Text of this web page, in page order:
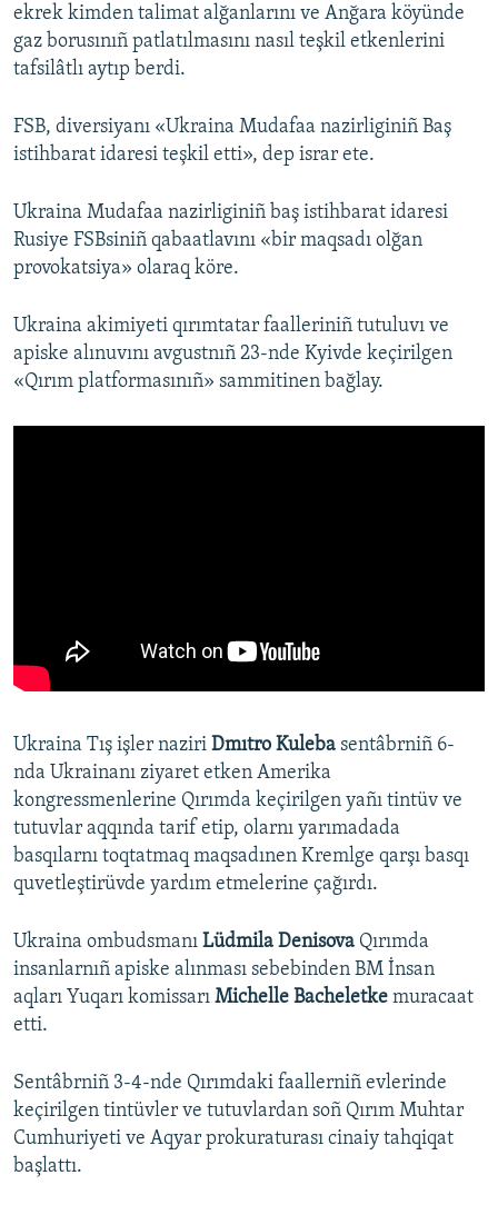
ekrek kimden talimat alğanlarını ve Anğara köyünde
gaz borusınıñ patlatılmasını nasıl teşkil etkenlerini
tafsilâtlı aytıp berdi.
FSB, diversiyanı «Ukraina Mudafaa nazirliginiñ Baş
istihbarat idaresi teşkil etti», dep israr ete.
Ukraina Mudafaa nazirliginiñ baş istihbarat idaresi
Rusiye FSBsiniñ qabaatlavını «bir maqsadı olğan
provokatsiya» olaraq köre.
Ukraina akimiyeti qırımtatar faalleriniñ tutuluvı ve
apiske alınuvını avgustnıñ 23-nde Kyivde keçirilgen
«Qırım platformasınıñ» sammitinen bağlay.
Ukraina Tış işler naziri Dmıtro Kuleba sentâbrniñ 6-
nda Ukrainanı ziyaret etken Amerika
kongressmenlerine Qırımda keçirilgen yañı tintüv ve
tutuvlar aqqında tarif etip, olarnı yarımadada
basqılarnı toqtatmaq maqsadınen Kremlge qarşı basqı
quvetleştirüvde yardım etmelerine çağırdı.
Ukraina ombudsmanı Lüdmila Denisova Qırımda
insanlarnıñ apiske alınması sebebinden BM İnsan
aqları Yuqarı komissarı Michelle Bacheletke muracaat
etti.
Sentâbrniñ 3-4-nde Qırımdaki faallerniñ evlerinde
keçirilgen tintüvler ve tutuvlardan soñ Qırım Muhtar
Cumhuriyeti ve Aqyar prokuraturası cinaiy tahqiqat
başlattı.